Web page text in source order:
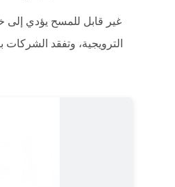
الترويجية، وتفقد